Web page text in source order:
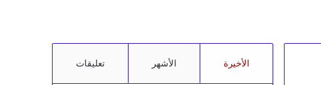
الأخيرة الأشهر تعليقات